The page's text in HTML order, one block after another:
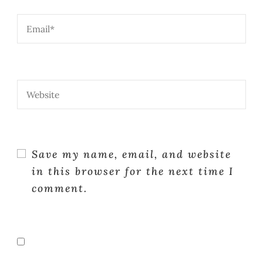
Save my name, email, and website
in this browser for the next time I
comment.